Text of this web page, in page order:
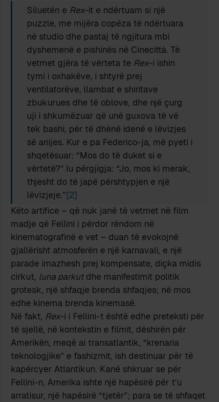
Siluetën e Rex-it e ndërtuam si një
puzzle, me mijëra copëza të ndërtuara
në studio dhe pastaj të ngjitura mbi
dyshemenë e pishinës në Cinecittà. Të
vetmet gjëra të vërteta te Rex-i ishin
tymi i oxhakëve, i shtyrë prej
ventilatorëve, llambat e shiritave
zbukurues dhe të oblove, dhe një çurg
uji i shkumëzuar që unë guxova të vë
tek bashi, për të dhënë idenë e lëvizjes
së anijes. Kur e pa Federico-ja, më pyeti i
shqetësuar: “Mos do të duket si e
vërtetë?” Iu përgjigja: “Jo, mos ki merak,
thjesht do të japë përshtypjen e një
lëvizjeje.”[2]
Këto artifice – që nuk janë të vetmet në film
madje që Fellini i përdor rëndom në
kinematografinë e vet – duan të evokojnë
gjallërisht atmosferën e një karnavali, e një
parade imazhesh prej kompensate, diçka midis
cirkut, luna parkutdhe manifestimit politik
grotesk, një shfaqje brenda shfaqjes; në mos
edhe kinema brenda kinemasë.
Në fakt, Rex-i i Fellini-t është edhe preteksti për
të sjellë, në kontekstin e filmit, dëshirën për
Amerikën, meqë ai transatlantik, “krenaria
teknologjike” e fashizmit, ish destinuar për të
kapërcyer Atlantikun. Kanë shkruar se për
Fellini-n, Amerika ishte një hapësirë për t’u
arratisur, një hapësirë “tjetër”; para se të shfaqet